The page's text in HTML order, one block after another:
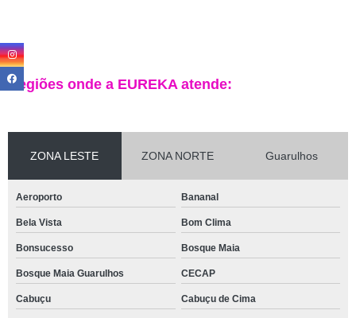
Regiões onde a EUREKA atende:
ZONA LESTE ZONA NORTE Guarulhos
Aeroporto Bananal
Bela Vista Bom Clima
Bonsucesso Bosque Maia
Bosque Maia Guarulhos CECAP
Cabuçu Cabuçu de Cima